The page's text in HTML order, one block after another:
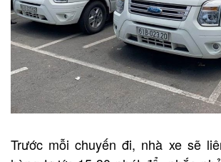
Trước mỗi chuyến đi, nhà xe sẽ